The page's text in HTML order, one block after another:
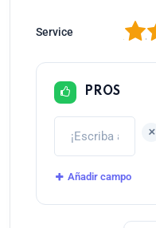
Service 2
PROS
+
Añadir campo